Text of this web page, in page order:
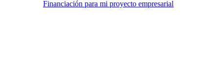
Financiación para mi proyecto empresarial